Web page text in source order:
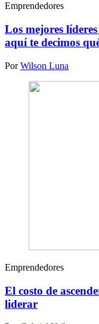
Emprendedores
Los mejores
aquí te decimos
PorWilson Luna
Emprendedores
El costo de
liderar